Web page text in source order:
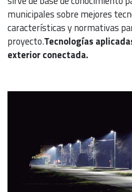
municipales sobre mejores
características y normativas
proyecto.Tecnologías
exterior conectada.